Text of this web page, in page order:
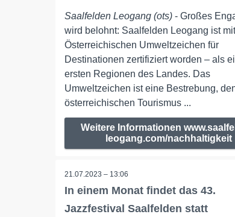
Saalfelden Leogang (ots) - Großes
wird belohnt: Saalfelden Leogang ist
Österreichischen Umweltzeichen für
Destinationen zertifiziert worden – als
ersten Regionen des Landes. Das
Umweltzeichen ist eine Bestrebung,
österreichischen Tourismus ...
Weitere Informationen
leogang.com/nachhaltigkeit
21.07.2023 – 13:06
In einem Monat findet das 43.
Jazzfestival Saalfelden statt